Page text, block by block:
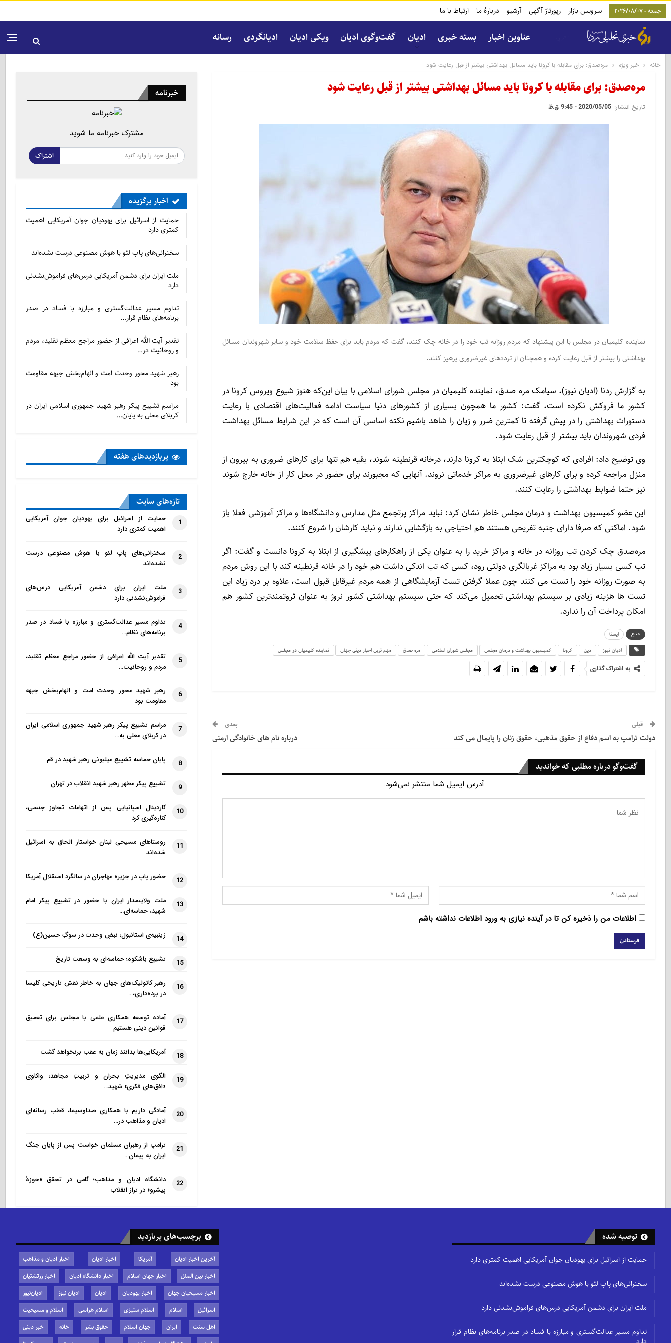
جمعه - 2026/08/07 سرویس بازار رپورتاژ آگهی آرشیو دربارۀ ما ارتباط با ما
عناوین اخبار بسته خبری ادیان گفت‌و‌گوی ادیان ویکی ادیان ادیانگردی رسانه
خانه خبر ویژه مره‌صدق: برای مقابله با کرونا باید مسائل بهداشتی بیشتر از قبل رعایت شود
مره‌صدق: برای مقابله با کرونا باید مسائل بهداشتی بیشتر از قبل رعایت شود
تاریخ انتشار: 2020/05/05 - 9:45 ق.ظ
نماینده کلیمیان در مجلس با این پیشنهاد که مردم روزانه تب خود را در خانه چک کنند، گفت که مردم باید برای حفظ سلامت خود و سایر شهروندان مسائل
بهداشتی را بیشتر از قبل رعایت کرده و همچنان از ترددهای غیرضروری پرهیز کنند.
به گزارش ردنا (ادیان نیوز)، سیامک مره صدق، نماینده کلیمیان در مجلس شورای اسلامی با بیان این‌که هنوز شیوع ویروس کرونا در
کشور ما فروکش نکرده است، گفت: کشور ما همچون بسیاری از کشورهای دنیا سیاست ادامه فعالیت‌های اقتصادی با رعایت
دستورات بهداشتی را در پیش گرفته تا کمترین ضرر و زیان را شاهد باشیم نکته اساسی آن است که در این شرایط مسائل بهداشت
فردی شهروندان باید بیشتر از قبل رعایت شود.
وی توضیح داد: افرادی که کوچکترین شک ابتلا به کرونا دارند، درخانه قرنطینه شوند، بقیه هم تنها برای کارهای ضروری به بیرون از
منزل مراجعه کرده و برای کارهای غیرضروری به مراکز خدماتی نروند. آنهایی که مجبورند برای حضور در محل کار از خانه خارج شوند
نیز حتما ضوابط بهداشتی را رعایت کنند.
این عضو کمیسیون بهداشت و درمان مجلس خاطر نشان کرد: نباید مراکز پرتجمع مثل مدارس و دانشگاه‌ها و مراکز آموزشی فعلا باز
شود. اماکنی که صرفا دارای جنبه تفریحی هستند هم احتیاجی به بازگشایی ندارند و نباید کارشان را شروع کنند.
مره‌صدق چک کردن تب روزانه در خانه و مراکز خرید را به عنوان یکی از راهکارهای پیشگیری از ابتلا به کرونا دانست و گفت: اگر
تب کسی بسیار زیاد بود به مراکز غربالگری دولتی رود، کسی که تب اندکی داشت هم خود را در خانه قرنطینه کند با این روش مردم
به صورت روزانه خود را تست می کنند چون عملا گرفتن تست آزمایشگاهی از همه مردم غیرقابل قبول است، علاوه بر درد زیاد این
تست ها هزینه زیادی بر سیستم بهداشتی تحمیل می‌کند که حتی سیستم بهداشتی کشور نروژ به عنوان ثروتمندترین کشور هم
امکان پرداخت آن را ندارد.
منبع
ایسنا
ادیان نیوز
دین کرونا کمیسیون بهداشت و درمان مجلس مجلس شورای اسلامی مره صدق مهم ترین اخبار دینی جهان نماینده کلیمیان در مجلس
به اشتراک گذاری
قبلی
دولت ترامپ به اسم دفاع از حقوق مذهبی، حقوق زنان را پایمال می کند
بعدی
درباره نام های خانوادگی ارمنی
گفت‌وگو درباره مطلبی که خواندید
آدرس ایمیل شما منتشر نمی‌شود.
اطلاعات من را ذخیره کن تا در آینده نیازی به ورود اطلاعات نداشته باشم
خبرنامه
مشترک خبرنامه ما شوید
اشتراک
اخبار برگزیده
حمایت از اسرائیل برای یهودیان جوان آمریکایی اهمیت
کمتری دارد
سخنرانی‌های پاپ لئو با هوش مصنوعی درست نشده‌اند
ملت ایران برای دشمن آمریکایی درس‌های فراموش‌نشدنی
دارد
تداوم مسیر عدالت‌گستری و مبارزه با فساد در صدر
برنامه‌های نظام قرار…
تقدیر آیت الله اعرافی از حضور مراجع معظم تقلید، مردم
و روحانیت در…
رهبر شهید محور وحدت امت و الهام‌بخش جبهه مقاومت
بود
مراسم تشییع پیکر رهبر شهید جمهوری اسلامی ایران در
کربلای معلی به پایان…
پربازدید‌های هفته
تازه‌‌های سایت
1
حمایت از اسرائیل برای یهودیان جوان آمریکایی
اهمیت کمتری دارد
2
سخنرانی‌های پاپ لئو با هوش مصنوعی درست
نشده‌اند
3
ملت ایران برای دشمن آمریکایی درس‌های
فراموش‌نشدنی دارد
4
تداوم مسیر عدالت‌گستری و مبارزه با فساد در صدر
برنامه‌های نظام…
5
تقدیر آیت الله اعرافی از حضور مراجع معظم تقلید،
مردم و روحانیت…
6
رهبر شهید محور وحدت امت و الهام‌بخش جبهه
مقاومت بود
7
مراسم تشییع پیکر رهبر شهید جمهوری اسلامی ایران
در کربلای معلی به…
8 پایان حماسه تشییع میلیونی رهبر شهید در قم
9 تشییع پیکر مطهر رهبر شهید انقلاب در تهران
10
کاردینال اسپانیایی پس از اتهامات تجاوز جنسی،
کناره‌گیری کرد
11
روستاهای مسیحی لبنان خواستار الحاق به اسرائیل
شده‌اند
12 حضور پاپ در جزیره مهاجران در سالگرد استقلال آمریکا
13
ملت ولایتمدار ایران با حضور در تشییع پیکر امام
شهید، حماسه‌ای…
14 زینبیه‌ی استانبول؛ نبضِ وحدت در سوگِ حسین(ع)
15 تشییع باشکوه؛ حماسه‌ای به وسعت تاریخ
16
رهبر کاتولیک‌های جهان به خاطر نقش تاریخی کلیسا
در برده‌داری،…
17
آماده توسعه همکاری علمی با مجلس برای تعمیق
قوانین دینی هستیم
18 آمریکایی‌ها بدانند زمان به عقب برنخواهد گشت
19
الگوی مدیریتِ بحران و تربیتِ مجاهد؛ واکاوی
«افق‌های فکری» شهید…
20
آمادگی داریم با همکاری صداوسیما، قطب رسانه‌ای
ادیان و مذاهب در…
21
ترامپ از رهبران مسلمان خواست پس از پایان جنگ
ایران به پیمان…
22
دانشگاه ادیان و مذاهب؛ گامی در تحقق «حوزهٔ
پیشرو» در تراز انقلاب
توصیه شده
حمایت از اسرائیل برای یهودیان جوان آمریکایی اهمیت کمتری دارد
سخنرانی‌های پاپ لئو با هوش مصنوعی درست نشده‌اند
ملت ایران برای دشمن آمریکایی درس‌های فراموش‌نشدنی دارد
تداوم مسیر عدالت‌گستری و مبارزه با فساد در صدر برنامه‌های نظام قرار
برچسب‌های پربازدید
آخرین اخبار ادیان آمریکا اخبار ادیان
اخبار ادیان و مذاهب
اخبار بین الملل
اخبار جهان اسلام اخبار دانشگاه ادیان
اخبار زرتشتیان
اخبار مسیحیان جهان
اخبار یهودیان ادیان ادیان نیوز
ادیان‌نیوز
اسرائیل
اسلام اسلام ستیزی اسلام هراسی
اسلام و مسیحیت
اهل سنت
ایران جهان اسلام حقوق بشر خانه
خبر دینی